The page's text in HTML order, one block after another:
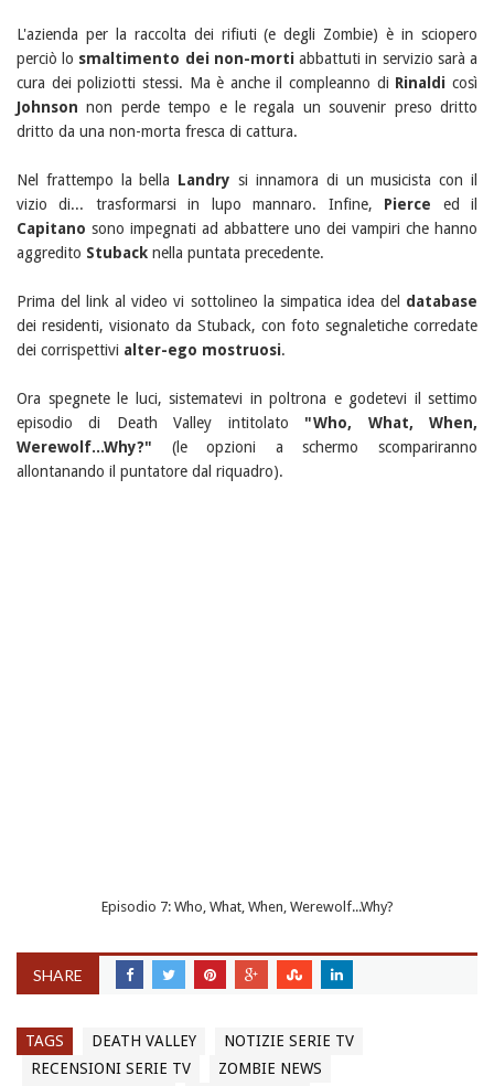
L'azienda per la raccolta dei rifiuti (e degli Zombie) è in sciopero
perciò lo smaltimento dei non-mortiabbattuti in servizio sarà a
cura dei poliziotti stessi. Ma è anche il compleanno di Rinaldi così
Johnson non perde tempo e le regala un souvenir preso dritto
dritto da una non-morta fresca di cattura.
Nel frattempo la bella Landry si innamora di un musicista con il
vizio di... trasformarsi in lupo mannaro. Infine, Pierce ed il
Capitano sono impegnati ad abbattere uno dei vampiri che hanno
aggredito Stuback nella puntata precedente.
Prima del link al video vi sottolineo la simpatica idea del database
dei residenti, visionato da Stuback, con foto segnaletiche corredate
dei corrispettivi alter-ego mostruosi.
Ora spegnete le luci, sistematevi in poltrona e godetevi il settimo
episodio di Death Valley intitolato "Who, What, When,
Werewolf...Why?" (le opzioni a schermo scompariranno
allontanando il puntatore dal riquadro).
Episodio 7: Who, What, When, Werewolf...Why?
SHARE
TAGS DEATH VALLEY
NOTIZIE SERIE TV
RECENSIONI SERIE TV
ZOMBIE NEWS